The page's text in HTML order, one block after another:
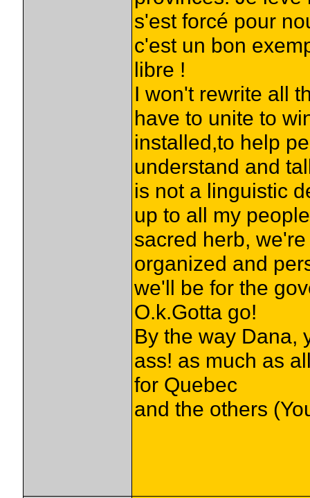
s'est forcé pour
c'est un bon
libre !
I won't rewrite all
have to unite to
installed,to help
understand and
is not a linguistic
up to all my
sacred herb,
organized and
we'll be for the
O.k.Gotta go!
By the way Dana,
ass! as much as
for Quebec
and the others